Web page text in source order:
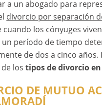
a un abogado para
divorcio por separación
cuando los cónyuges
período de tiempo
de dos a cinco años.
de lostipos de divorcio en
DE MUTUO